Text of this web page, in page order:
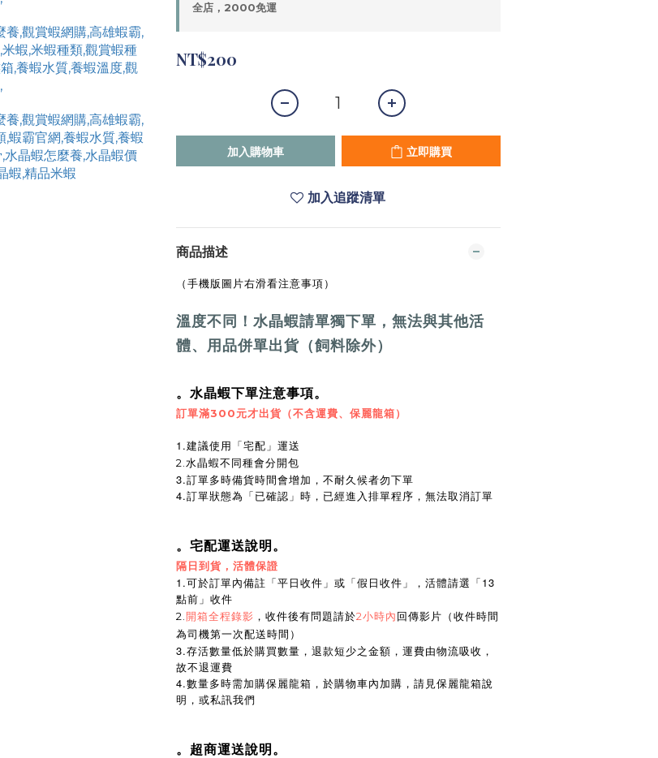
全店，2000免運
NT$200
加入購物車 立即購買
加入追蹤清單
商品描述
（手機版圖片右滑看注意事項）
溫度不同！水晶蝦請單獨下單， 無法與其他活
體、用品併單出貨（飼料除外）
。水晶蝦下單注意事項。
訂單滿300元才出貨（不含運費、保麗龍箱）
1.建議使用「宅配」運送
2.水晶蝦不同種會分開包
3.訂單多時備貨時間會增加，不耐久候者勿下單
4.訂單狀態為「已確認」時，已經進入排單程序，無法取消訂單
。宅配運送說明。
隔日到貨，活體保證
1.可於訂單內備註「平日收件」或「假日收件」，活體請選「13
點前」收件
2. 開箱全程錄影 ，收件後有問題請於2小時內回傳影片（收件時間
為司機第一次配送時間）
3.存活數量低於購買數量，退款短少之金額，運費由物流吸收，
故不退運費
4.數量多時需加購保麗龍箱，於購物車內加購，請見保麗龍箱說
明，或私訊我們
。超商運送說明。